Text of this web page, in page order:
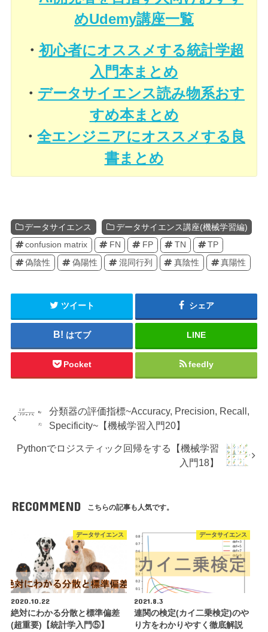
めUdemy講座一覧
・ 初心者にオススメする統計学超
入門本まとめ
・ データサイエンス読み物系おす
すめ本まとめ
・ 全エンジニアにオススメする良
書まとめ
データサイエンス
データサイエンス講座(機械学習編)
confusion matrix
FN FP TN
TP
偽陰性
偽陽性 混同行列 真陰性 真陽性
ツイート シェア
はてブ LINE
Pocket feedly
分類器の評価指標~Accuracy, Precision, Recall,
Specificity~【機械学習入門20】
Pythonでロジスティック回帰をする【機械学習
入門18】
RECOMMEND こちらの記事も人気です。
データサイエンス
2020.10.22
絶対にわかる分散と標準偏差
(超重要)【統計学入門⑤】
データサイエンス
2021.8.3
連関の検定(カイ二乗検定)のや
り方をわかりやすく徹底解説